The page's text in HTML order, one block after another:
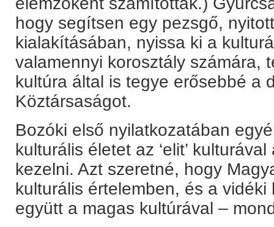
hogy segítsen egy pezsgő,
kialakításában, nyissa ki a
valamennyi korosztály számára,
kultúra által is tegye erősebbé a
Köztársaságot.
Bozóki első nyilatkozatában
kulturális életet az ‘elit’
kezelni. Azt szeretné, hogy
kulturális értelemben, és a
együtt a magas kultúrával –